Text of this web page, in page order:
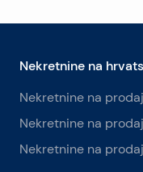
Nekretnine na
Nekretnine na
Nekretnine na
Nekretnine na